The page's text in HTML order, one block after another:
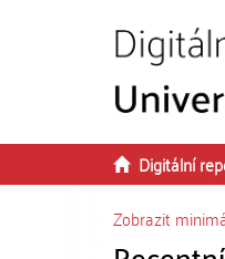
Digitální
Zobrazit